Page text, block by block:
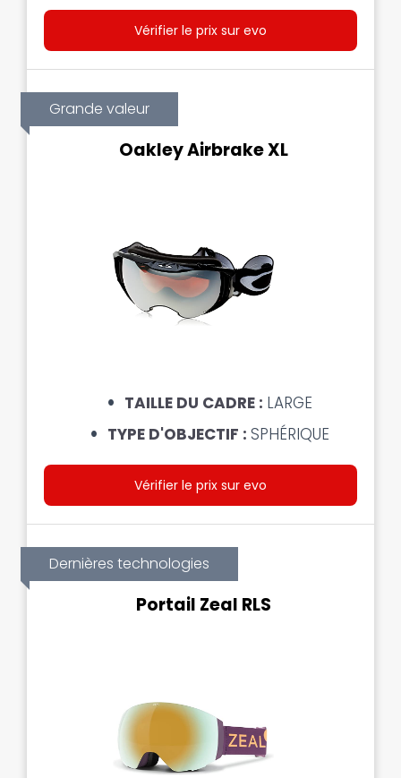
Vérifier le prix sur evo
Grande valeur
Oakley Airbrake XL
TAILLE DU CADRE : LARGE
TYPE D'OBJECTIF : SPHÉRIQUE
Vérifier le prix sur evo
Dernières technologies
Portail Zeal RLS